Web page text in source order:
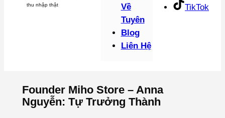
thu nhập thật
Về
Tuyên
Blog
Liên Hệ
TikTok
Founder Miho Store – Anna
Nguyễn: Tự Trưởng Thành